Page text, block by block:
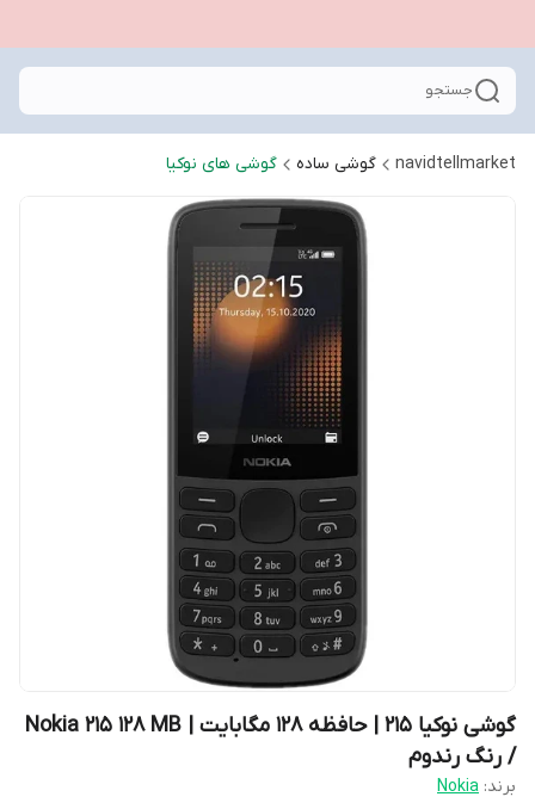
جستجو
navidtellmarket گوشی ساده گوشی های نوکیا
گوشی نوکیا 215 | حافظه 128 مگابایت | Nokia 215 128 MB
/ رنگ رندوم
برند: Nokia